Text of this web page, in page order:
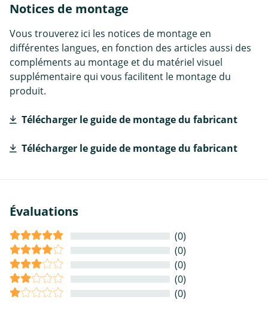
Notices de montage
Vous trouverez ici les notices de montage en
différentes langues, en fonction des articles aussi des
compléments au montage et du matériel visuel
supplémentaire qui vous facilitent le montage du
produit.
Télécharger le guide de montage du fabricant
Télécharger le guide de montage du fabricant
Évaluations
(0)
(0)
(0)
(0)
(0)